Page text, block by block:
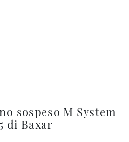
sospeso M System
di Baxar